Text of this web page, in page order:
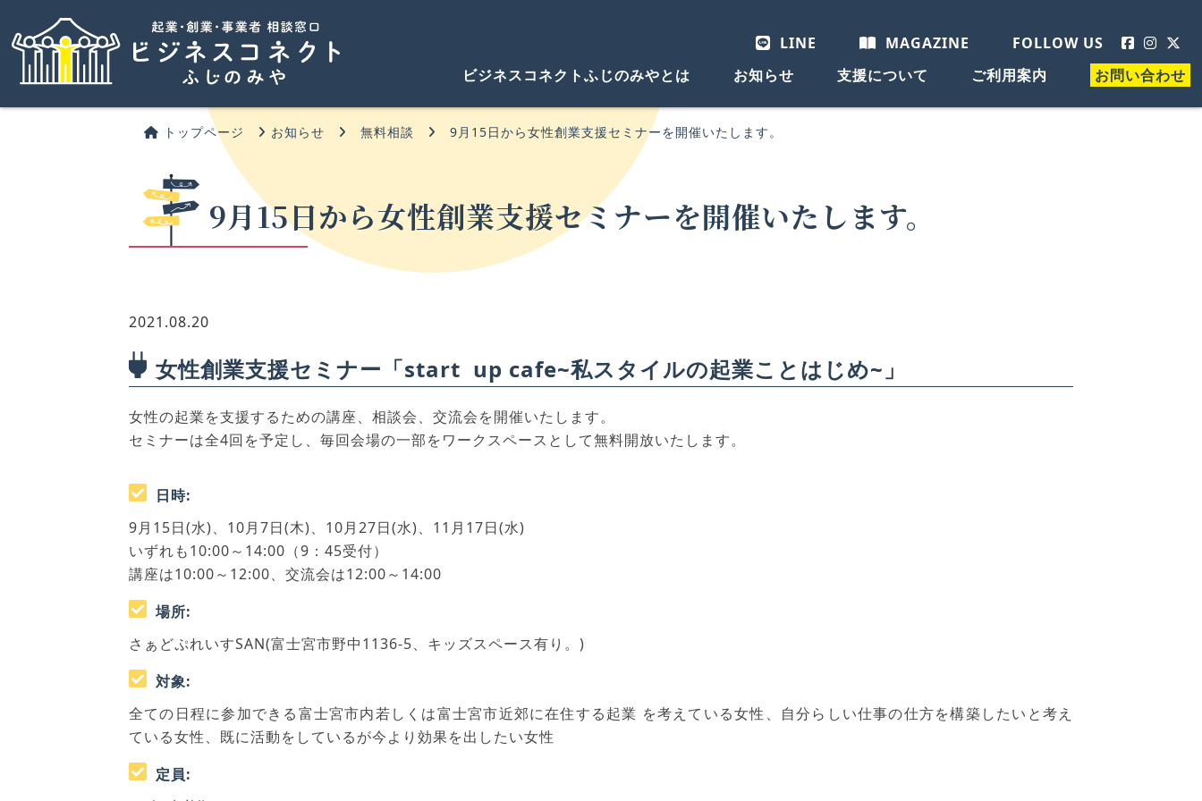
LINE MAGAZINE
FOLLOW US
ビジネスコネクトふじのみやとは
お知らせ 支援について ご利用案内 お問い合わせ
トップページ お知らせ 無料相談 9月15日から女性創業支援セミナーを開催いたします。
9月15日から女性創業支援セミナーを開催いたします。
2021.08.20
女性創業支援セミナー「start up cafe~私スタイルの起業ことはじめ~」
女性の起業を支援するための講座、相談会、交流会を開催いたします。
セミナーは全4回を予定し、毎回会場の一部をワークスペースとして無料開放いたします。
日時:
9月15日(水)、10月7日(木)、10月27日(水)、11月17日(水)
いずれも10:00～14:00（9：45受付）
講座は10:00～12:00、交流会は12:00～14:00
場所:
さぁどぷれいすSAN(富士宮市野中1136-5、キッズスペース有り。)
対象:
全ての日程に参加できる富士宮市内若しくは富士宮市近郊に在住する起業 を考えている女性、自分らしい仕事の仕方を構築したいと考え
ている女性、既に活動をしているが今より効果を出したい女性
定員: